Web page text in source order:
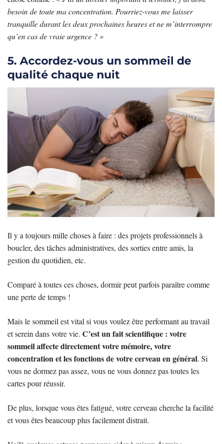
besoin de toute ma concentration. Pourriez-vous me laisser
tranquille durant les deux prochaines heures et ne m’interrompre
qu’en cas de vraie urgence ? »
5. Accordez-vous un sommeil de
qualité chaque nuit
Il y a toujours mille choses à faire : des projets professionnels à
boucler, des tâches administratives, des sorties entre amis, la
gestion du quotidien, etc.
Comparé à toutes ces choses, dormir peut parfois paraître comme
une perte de temps !
Mais le sommeil est vital si vous voulez être performant au travail
et serein dans votre vie. C’est un fait scientifique : votre
sommeil affecte directement votre mémoire, votre
concentration et les fonctions de votre cerveau en général. Si
vous ne dormez pas assez, vous ne vous donnez pas toutes les
cartes pour réussir.
De plus, lorsque vous êtes fatigué, votre cerveau cherche la facilité
et vous êtes beaucoup plus facilement distrait.